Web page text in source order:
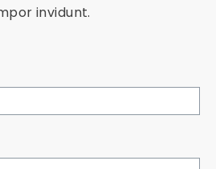
invidunt.